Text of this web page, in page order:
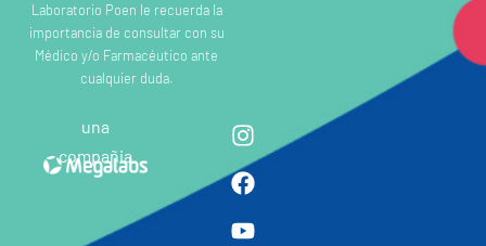
Laboratorio Poen le recuerda la
importancia de consultar con su
Médico y/o Farmacéutico ante
cualquier duda.
una
compañia